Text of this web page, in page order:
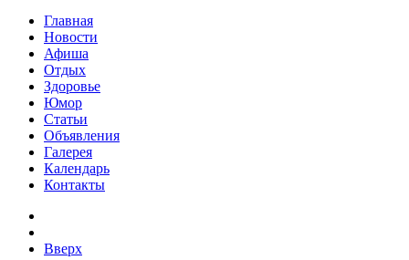
Главная
Новости
Афиша
Отдых
Здоровье
Юмор
Статьи
Объявления
Галерея
Календарь
Контакты
Вверх